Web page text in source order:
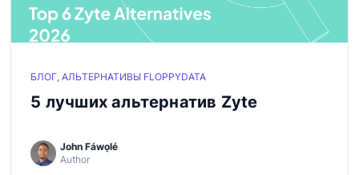
БЛОГ, АЛЬТЕРНАТИВЫ FLOPPYDATA
5 лучших альтернатив Zyte
Author
John Fáwọlé